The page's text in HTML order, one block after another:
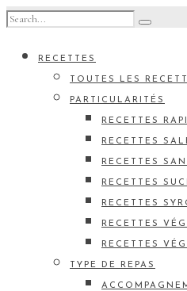
RECETTES
TOUTES LES
PARTICULARITÉS
RECETTES
RECETTES
RECETTES
RECETTES
RECETTES
RECETTES
RECETTES
TYPE DE REPAS